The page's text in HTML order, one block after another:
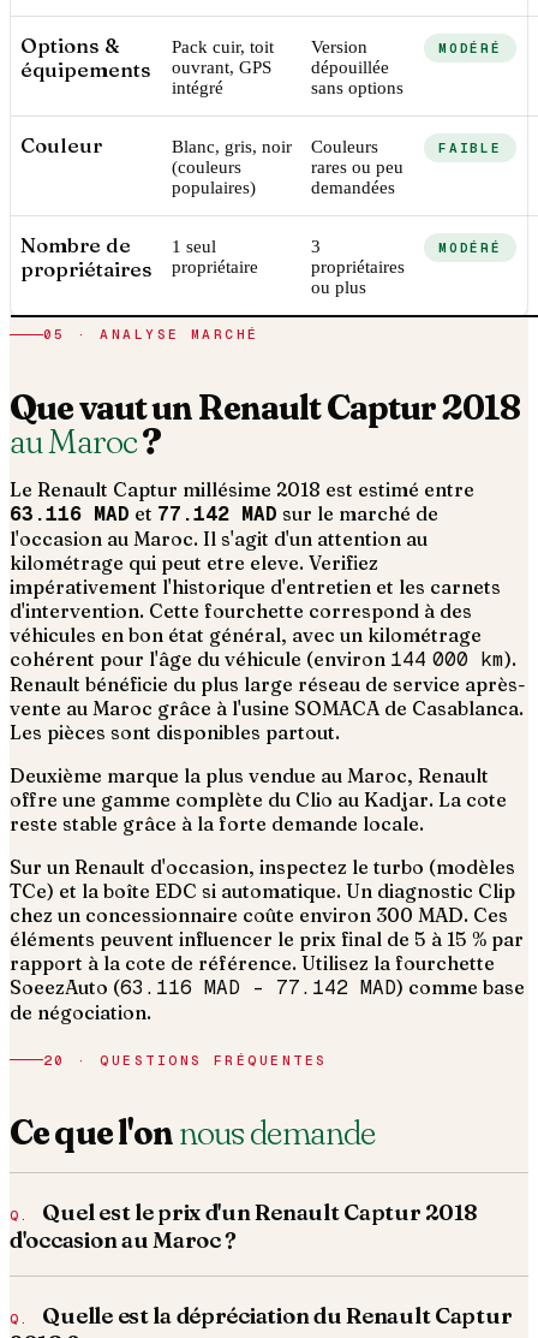
Options &
équipements
Pack cuir, toit
ouvrant, GPS
intégré
Version
dépouillée
sans options
MODÉRÉ
Couleur
Blanc, gris, noir
(couleurs
populaires)
Couleurs
rares ou peu
demandées
FAIBLE
Nombre de
propriétaires
1 seul
propriétaire
3
propriétaires
ou plus
MODÉRÉ
05 · ANALYSE MARCHÉ
Que vaut unRenaultCaptur2018
au Maroc?
Le Renault Captur millésime 2018 est estimé entre
63.116 MAD et 77.142 MAD sur le marché de
l'occasion au Maroc. Il s'agit d'un attention au
kilométrage qui peut etre eleve. Verifiez
impérativement l'historique d'entretien et les carnets
d'intervention. Cette fourchette correspond à des
véhicules en bon état général, avec un kilométrage
cohérent pour l'âge du véhicule (environ 144 000 km).
Renault bénéficie du plus large réseau de service après-
vente au Maroc grâce à l'usine SOMACA de Casablanca.
Les pièces sont disponibles partout.
Deuxième marque la plus vendue au Maroc, Renault
offre une gamme complète du Clio au Kadjar. La cote
reste stable grâce à la forte demande locale.
Sur un Renault d'occasion, inspectez le turbo (modèles
TCe) et la boîte EDC si automatique. Un diagnostic Clip
chez un concessionnaire coûte environ 300 MAD. Ces
éléments peuvent influencer le prix final de 5 à 15 % par
rapport à la cote de référence. Utilisez la fourchette
SoeezAuto (63.116 MAD – 77.142 MAD) comme base
de négociation.
20 · QUESTIONS FRÉQUENTES
Ce que l'onnous demande
Quel est le prix d'un Renault Captur 2018
d'occasion au Maroc ?
Quelle est la dépréciation du Renault Captur